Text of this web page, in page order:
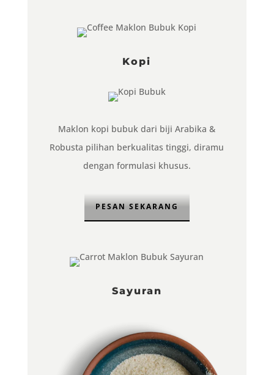
Kopi
Maklon kopi bubuk dari biji Arabika &
Robusta pilihan berkualitas tinggi, diramu
dengan formulasi khusus.
PESAN SEKARANG
Sayuran